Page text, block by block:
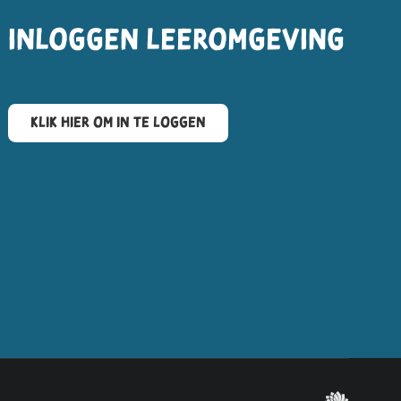
Inloggen leeromgeving
Klik hier om in te loggen